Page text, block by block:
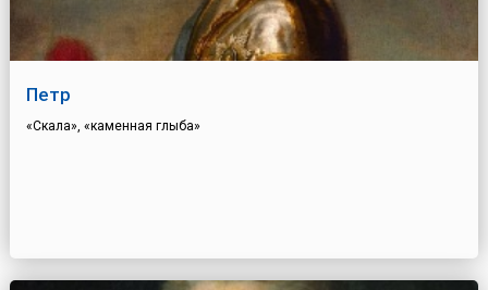
Петр
«Скала», «каменная глыба»